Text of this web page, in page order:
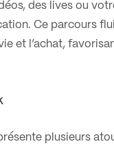
des lives ou
Ce parcours
et l’achat,
plusieurs